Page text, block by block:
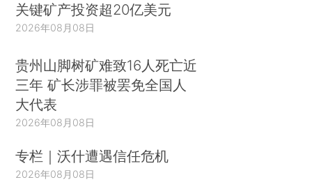
关键矿产投资超20亿美元
2026年08月08日
贵州山脚树矿难致16人死亡近
三年 矿长涉罪被罢免全国人
大代表
2026年08月08日
专栏｜沃什遭遇信任危机
2026年08月08日